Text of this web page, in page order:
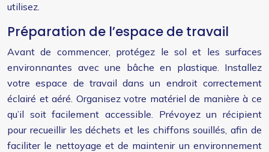
utilisez.
Préparation de l’espace de travail
Avant de commencer, protégez le sol et les surfaces
environnantes avec une bâche en plastique. Installez
votre espace de travail dans un endroit correctement
éclairé et aéré. Organisez votre matériel de manière à ce
qu’il soit facilement accessible. Prévoyez un récipient
pour recueillir les déchets et les chiffons souillés, afin de
faciliter le nettoyage et de maintenir un environnement